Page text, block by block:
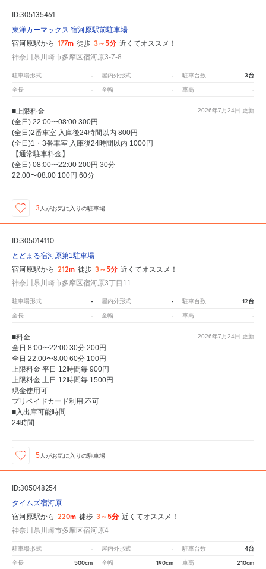
ID:305135461
東洋カーマックス 宿河原駅前駐車場
宿河原駅から 177m 徒歩 3～5分 近くてオススメ！
神奈川県川崎市多摩区宿河原3-7-8
駐車場形式 - 屋内外形式 - 駐車台数 3台
全長 - 全幅 - 車高 -
2026年7月24日 更新
■上限料金
(全日) 22:00〜08:00 300円
(全日)2番車室 入庫後24時間以内 800円
(全日)1・3番車室 入庫後24時間以内 1000円
【通常駐車料金】
(全日) 08:00〜22:00 200円 30分
22:00〜08:00 100円 60分
3 人がお気に入りの駐車場
ID:305014110
とどまる宿河原第1駐車場
宿河原駅から 212m 徒歩 3～5分 近くてオススメ！
神奈川県川崎市多摩区宿河原3丁目11
駐車場形式 - 屋内外形式 - 駐車台数 12台
全長 - 全幅 - 車高 -
2026年7月24日 更新
■料金
全日 8:00〜22:00 30分 200円
全日 22:00〜8:00 60分 100円
上限料金 平日 12時間毎 900円
上限料金 土日 12時間毎 1500円
現金使用可
プリペイドカード利用:不可
■入出庫可能時間
24時間
5 人がお気に入りの駐車場
ID:305048254
タイムズ宿河原
宿河原駅から 220m 徒歩 3～5分 近くてオススメ！
神奈川県川崎市多摩区宿河原4
駐車場形式 - 屋内外形式 - 駐車台数 4台
全長 500cm 全幅 190cm 車高 210cm